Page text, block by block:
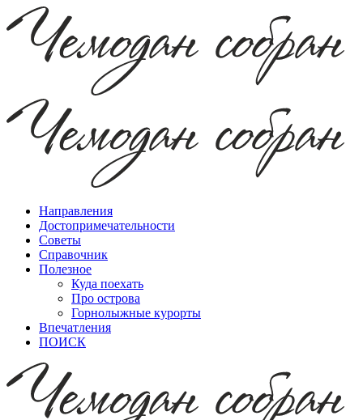
Направления
Достопримечательности
Советы
Справочник
Полезное
Куда поехать
Про острова
Горнолыжные курорты
Впечатления
ПОИСК